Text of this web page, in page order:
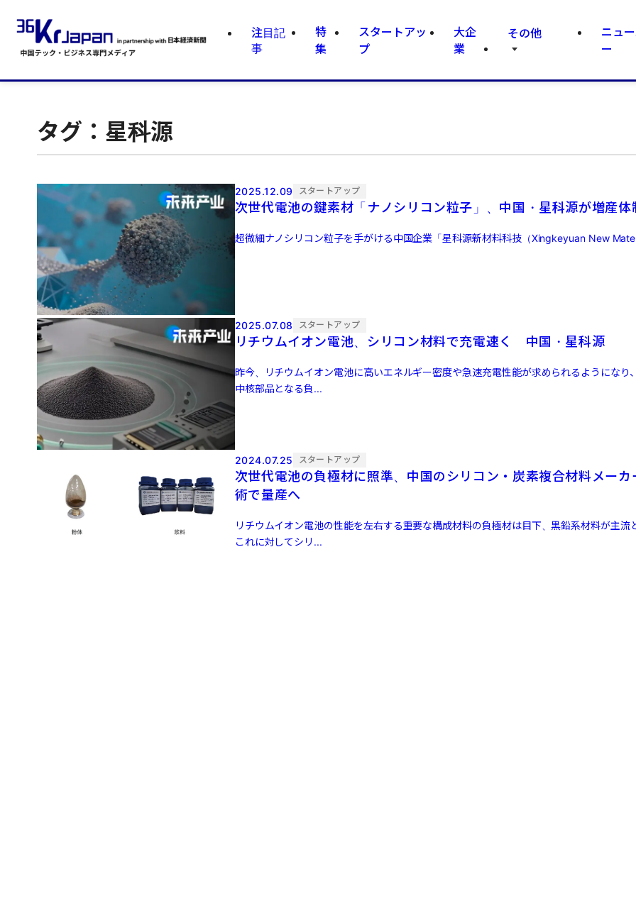
注目記
事
特
集
スタートアッ
プ
大企
業
その他
ニュ
ー
タグ：星科源
2025.12.09 スタートアップ
次世代電池の鍵素材「ナノシリコン粒子」、中国・星科源が増産体
超微細ナノシリコン粒子を手がける中国企業「星科源新材料科技（Xingkeyuan New
2025.07.08 スタートアップ
リチウムイオン電池、シリコン材料で充電速く 中国・星科源
昨今、リチウムイオン電池に高いエネルギー密度や急速充電性能が求められるようになり
中核部品となる負...
2024.07.25 スタートアップ
次世代電池の負極材に照準、中国のシリコン・炭素複合材料メーカ
術で量産へ
リチウムイオン電池の性能を左右する重要な構成材料の負極材は目下、黒鉛系材料が主流
これに対してシリ...